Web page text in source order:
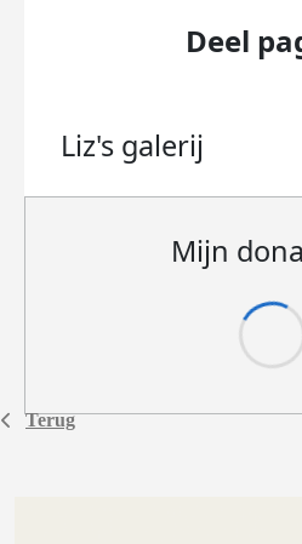
Terug
Deel
Liz's galerij
Mijn